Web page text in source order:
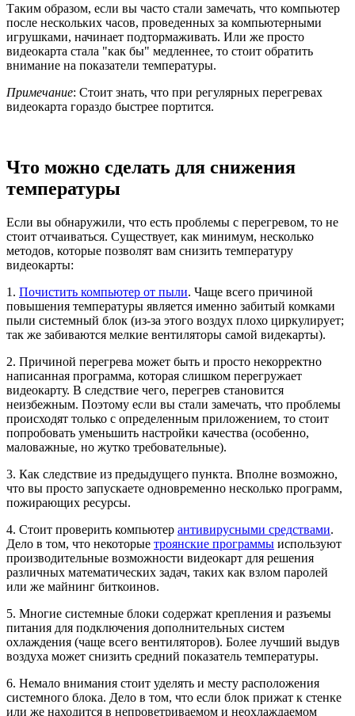
Таким образом, если вы часто стали замечать, что компьютер
после нескольких часов, проведенных за компьютерными
игрушками, начинает подтормаживать. Или же просто
видеокарта стала "как бы" медленнее, то стоит обратить
внимание на показатели температуры.
Примечание: Стоит знать, что при регулярных перегревах
видеокарта гораздо быстрее портится.
Что можно сделать для снижения
температуры
Если вы обнаружили, что есть проблемы с перегревом, то не
стоит отчаиваться. Существует, как минимум, несколько
методов, которые позволят вам снизить температуру
видеокарты:
1. Почистить компьютер от пыли. Чаще всего причиной
повышения температуры является именно забитый комками
пыли системный блок (из-за этого воздух плохо циркулирует;
так же забиваются мелкие вентиляторы самой видекарты).
2. Причиной перегрева может быть и просто некорректно
написанная программа, которая слишком перегружает
видеокарту. В следствие чего, перегрев становится
неизбежным. Поэтому если вы стали замечать, что проблемы
происходят только с определенным приложением, то стоит
попробовать уменьшить настройки качества (особенно,
маловажные, но жутко требовательные).
3. Как следствие из предыдущего пункта. Вполне возможно,
что вы просто запускаете одновременно несколько программ,
пожирающих ресурсы.
4. Стоит проверить компьютер антивирусными средствами.
Дело в том, что некоторые троянские программы используют
производительные возможности видеокарт для решения
различных математических задач, таких как взлом паролей
или же майнинг биткоинов.
5. Многие системные блоки содержат крепления и разъемы
питания для подключения дополнительных систем
охлаждения (чаще всего вентиляторов). Более лучший выдув
воздуха может снизить средний показатель температуры.
6. Немало внимания стоит уделять и месту расположения
системного блока. Дело в том, что если блок прижат к стенке
или же находится в непроветриваемом и неохлаждаемом